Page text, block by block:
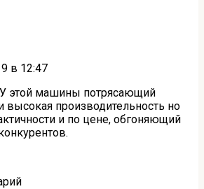
в 12:47
этой машины потрясающий
производительность но
и по цене, обгоняющий